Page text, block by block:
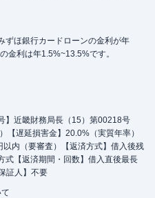
ほ銀行カードローンの金利が年
金利は年1.5%~13.5%です。
】近畿財務局長（15）第00218号
【遅延損害金】20.0%（実質年率）
以内（要審査）【返済方式】借入後残
式【返済期間・回数】借入直後最長
証人】不要